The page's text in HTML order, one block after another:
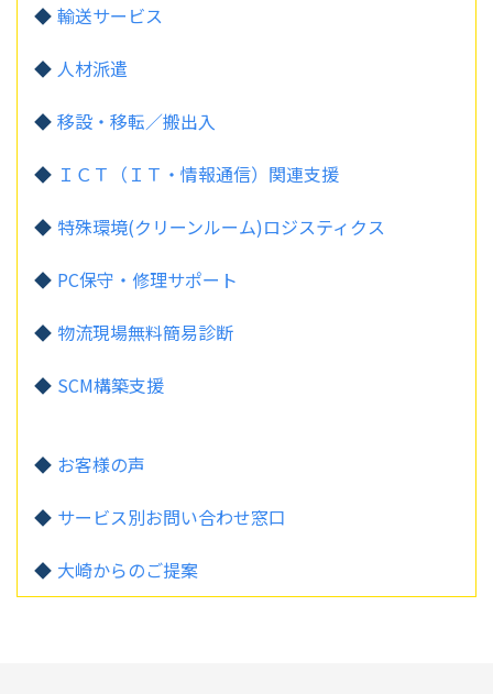
輸送サービス
人材派遣
移設・移転／搬出入
ＩＣＴ（ＩＴ・情報通信）関連支援
特殊環境(クリーンルーム)ロジスティクス
PC保守・修理サポート
物流現場無料簡易診断
SCM構築支援
お客様の声
サービス別お問い合わせ窓口
大崎からのご提案